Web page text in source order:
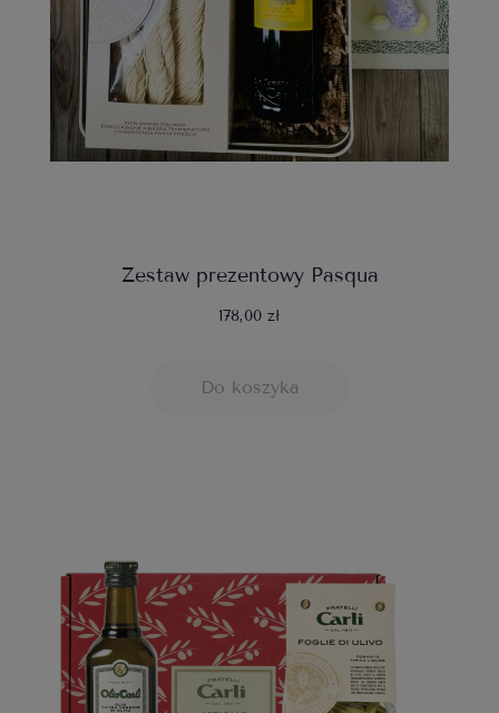
Zestaw prezentowy Pasqua
178,00 zł
Do koszyka